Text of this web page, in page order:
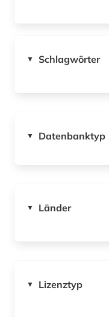
▼ Schlagwörter
▼ Datenbanktyp
▼ Länder
▼ Lizenztyp